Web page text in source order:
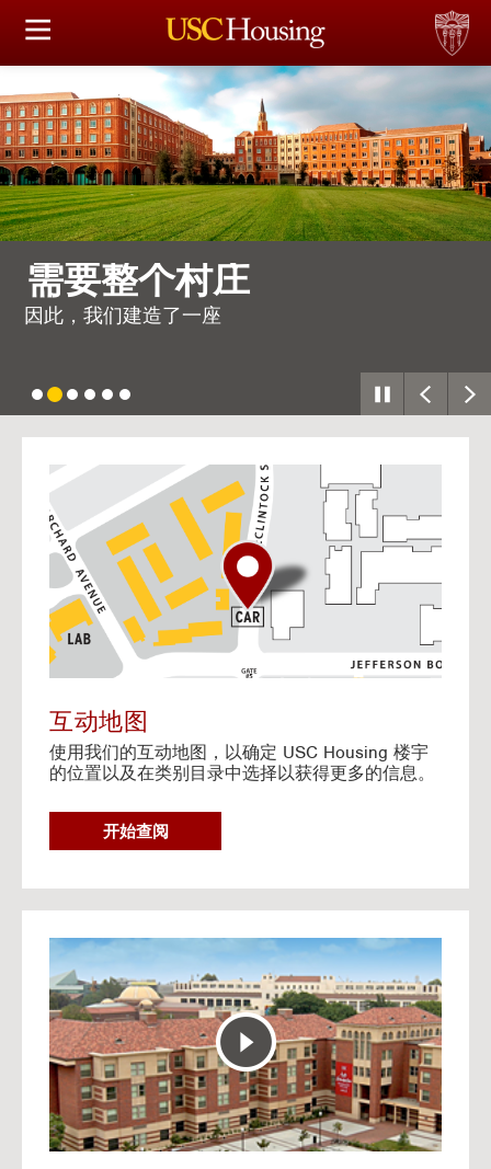
住房选择
申请和分配
财务实事资讯
服务
会议资讯
常见问题解答
需要整个村庄
因此，我们建造了一座
USC
Housing
G
o
t
o
n
t
e
r
t
i
v
e
p
互动地图
使用我们的互动地图，以确定 USC Housing 楼宇
的位置以及在类别目录中选择以获得更多的信息。
G
O
N
E
R
A
C
T
I
V
E
开始查阅
G
o
t
o
H
o
u
i
n